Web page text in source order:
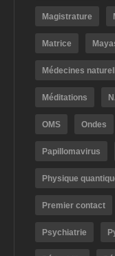
Magistrature
Matrice
Médecines
Méditations
OMS Ondes
Papillomavirus
Physique
Premier contact
Psychiatrie